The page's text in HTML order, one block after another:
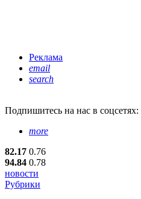
Реклама
email
search
Подпишитесь на нас в соцсетях:
more
82.17 0.76
94.84 0.78
новости
Рубрики